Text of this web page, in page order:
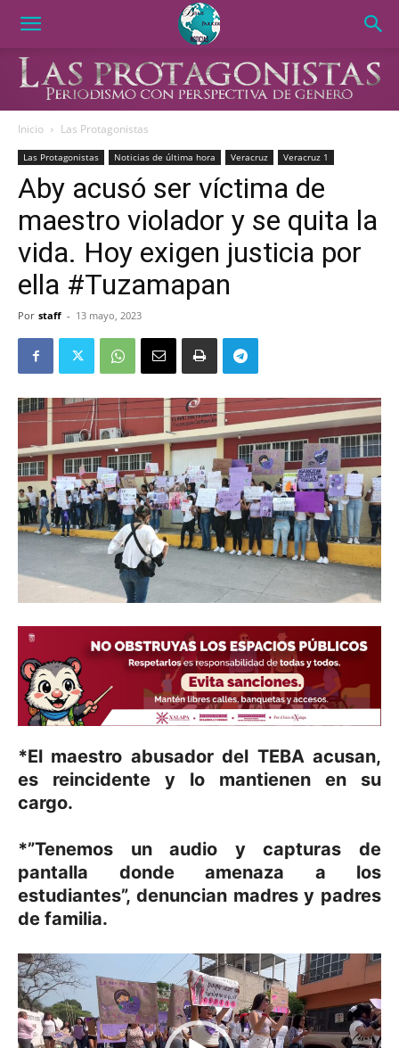
Inicio Las Protagonistas
Las Protagonistas Noticias de última hora Veracruz Veracruz 1
Aby acusó ser víctima de
maestro violador y se quita la
vida. Hoy exigen justicia por
ella #Tuzamapan
Por staff - 13 mayo, 2023
*El maestro abusador del TEBA acusan,
es reincidente y lo mantienen en su
cargo.
*”Tenemos un audio y capturas de
pantalla donde amenaza a los
estudiantes”, denuncian madres y padres
de familia.
Reproductor
de
vídeo